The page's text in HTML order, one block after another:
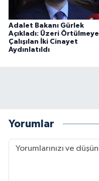
Adalet Bakanı Gürlek
Açıkladı: Üzeri Örtülmeye
Çalışılan İki Cinayet
Aydınlatıldı
Yorumlar